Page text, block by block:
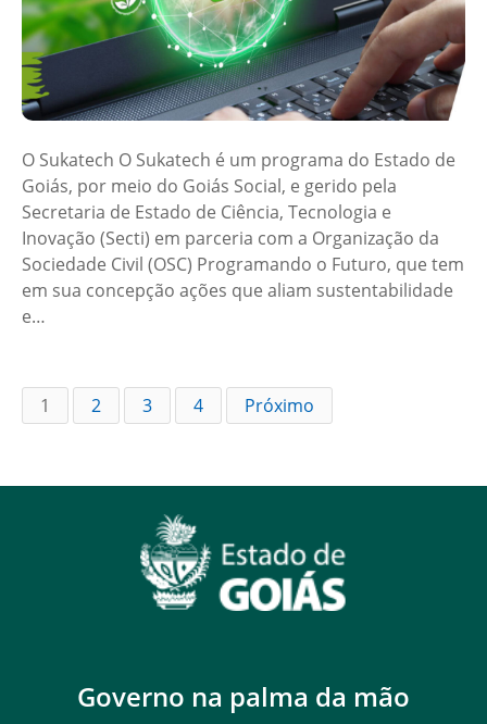
O Sukatech O Sukatech é um programa do Estado de
Goiás, por meio do Goiás Social, e gerido pela
Secretaria de Estado de Ciência, Tecnologia e
Inovação (Secti) em parceria com a Organização da
Sociedade Civil (OSC) Programando o Futuro, que tem
em sua concepção ações que aliam sustentabilidade
e…
1 2 3 4 Próximo
Governo na palma da mão